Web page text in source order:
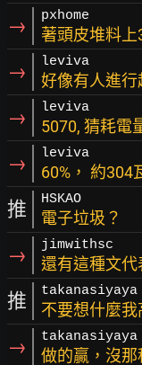
→ pxhome
著頭皮堆料上
→ leviva
好像有人進
→ leviva
5070, 猜耗電
→ leviva
60%， 約304
推 HSKAO
電子垃圾？
→ jimwithsc
還有這種文
推 takanasiyaya
不要想什麼
→ takanasiyaya
做的贏，沒